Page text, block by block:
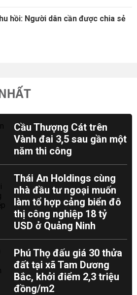
hồi: Người dân cần được chia sẻ
Cầu Thượng Cát trên
Vành đai 3,5 sau gần một
năm thi công
Thái An Holdings cùng
nhà đầu tư ngoại muốn
làm tổ hợp cảng biển đô
thị công nghiệp 18 tỷ
USD ở Quảng Ninh
Phú Thọ đấu giá 30 thửa
đất tại xã Tam Dương
Bắc, khởi điểm 2,3 triệu
đồng/m2